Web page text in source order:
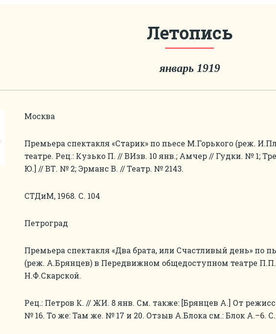
Летопись
январь 1919
Москва
Премьера спектакля «Старик» по пьесе М.Горького (реж.
театре. Рец.: Кузько П. // ВИзв. 10 янв.; Амчер // Гудки. № 1;
Ю.] // ВТ. № 2; Эрманс В. // Театр. № 2143.
СТДиМ, 1968. С. 104
Петроград
Премьера спектакля «Два брата, или Счастливый день» по
(реж. А.Брянцев) в Передвижном общедоступном театре
Н.Ф.Скарской.
Рец.: Петров К. // ЖИ. 8 янв. См. также: [Брянцев А.] От
№ 16. То же: Там же. № 17 и 20. Отзыв А.Блока см.: Блок А.–6. С.